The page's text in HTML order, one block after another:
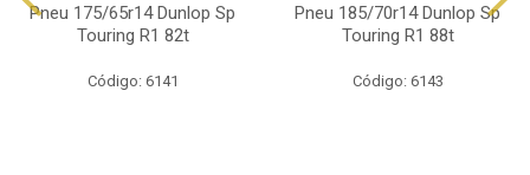
Pneu 175/65r14 Dunlop Sp
Touring R1 82t
Código: 6141
Pneu 185/70r14 Dunlop Sp
Touring R1 88t
Código: 6143